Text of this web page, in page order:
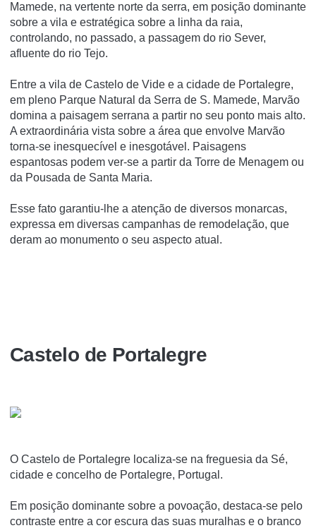
Mamede, na vertente norte da serra, em posição dominante
sobre a vila e estratégica sobre a linha da raia,
controlando, no passado, a passagem do rio Sever,
afluente do rio Tejo.
Entre a vila de Castelo de Vide e a cidade de Portalegre,
em pleno Parque Natural da Serra de S. Mamede, Marvão
domina a paisagem serrana a partir no seu ponto mais alto.
A extraordinária vista sobre a área que envolve Marvão
torna-se inesquecível e inesgotável. Paisagens
espantosas podem ver-se a partir da Torre de Menagem ou
da Pousada de Santa Maria.
Esse fato garantiu-lhe a atenção de diversos monarcas,
expressa em diversas campanhas de remodelação, que
deram ao monumento o seu aspecto atual.
Castelo de Portalegre
O Castelo de Portalegre localiza-se na freguesia da Sé,
cidade e concelho de Portalegre, Portugal.
Em posição dominante sobre a povoação, destaca-se pelo
contraste entre a cor escura das suas muralhas e o branco